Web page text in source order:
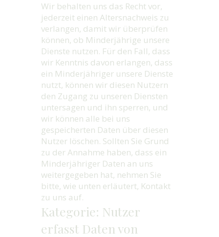
Wir behalten uns das Recht vor,
jederzeit einen Altersnachweis zu
verlangen, damit wir überprüfen
können, ob Minderjährige unsere
Dienste nutzen. Für den Fall, dass
wir Kenntnis davon erlangen, dass
ein Minderjähriger unsere Dienste
nutzt, können wir diesen Nutzern
den Zugang zu unseren Diensten
untersagen und ihn sperren, und
wir können alle bei uns
gespeicherten Daten über diesen
Nutzer löschen. Sollten Sie Grund
zu der Annahme haben, dass ein
Minderjähriger Daten an uns
weitergegeben hat, nehmen Sie
bitte, wie unten erläutert, Kontakt
zu uns auf.
Kategorie: Nutzer
erfasst Daten von